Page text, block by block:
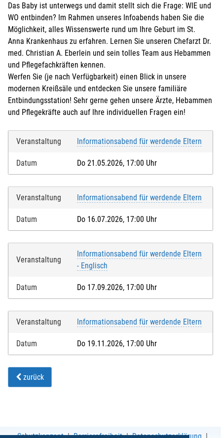
Das Baby ist unterwegs und damit stellt sich die Frage: WIE und
WO entbinden? Im Rahmen unseres Infoabends haben Sie die
Möglichkeit, alles Wissenswerte rund um Ihre Geburt im St.
Anna Krankenhaus zu erfahren. Lernen Sie unseren Chefarzt Dr.
med. Christian A. Eberlein und sein tolles Team aus Hebammen
und Pflegefachkräften kennen.
Werfen Sie (je nach Verfügbarkeit) einen Blick in unsere
modernen Kreißsäle und entdecken Sie unsere familiäre
Entbindungsstation! Sehr gerne gehen unsere Ärzte, Hebammen
und Pflegekräfte auch auf Ihre individuellen Fragen ein!
Veranstaltung Informationsabend für werdende Eltern
Datum Do 21.05.2026, 17:00 Uhr
Veranstaltung Informationsabend für werdende Eltern
Datum Do 16.07.2026, 17:00 Uhr
Veranstaltung
Informationsabend für werdende Eltern
- Englisch
Datum Do 17.09.2026, 17:00 Uhr
Veranstaltung Informationsabend für werdende Eltern
Datum Do 19.11.2026, 17:00 Uhr
zurück